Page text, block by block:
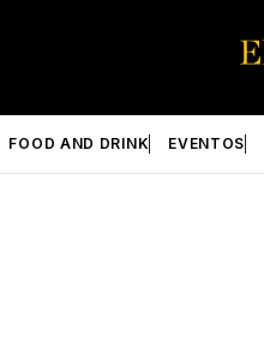
FOOD AND DRINK EVENTOS